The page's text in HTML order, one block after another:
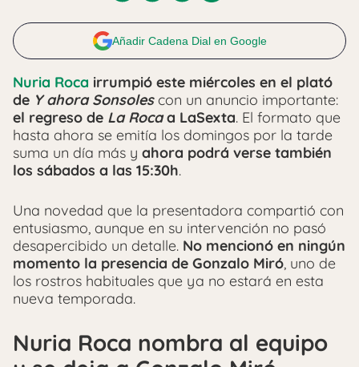
Añadir Cadena Dial en Google
Nuria Roca irrumpió este miércoles en el plató
de Y ahora Sonsolescon un anuncio importante:
el regreso de La Rocaa LaSexta. El formato que
hasta ahora se emitía los domingos por la tarde
suma un día más y ahora podrá verse también
los sábados a las 15:30h.
Una novedad que la presentadora compartió con
entusiasmo, aunque en su intervención no pasó
desapercibido un detalle. No mencionó en ningún
momento la presencia de Gonzalo Miró, uno de
los rostros habituales que ya no estará en esta
nueva temporada.
Nuria Roca nombra al equipo